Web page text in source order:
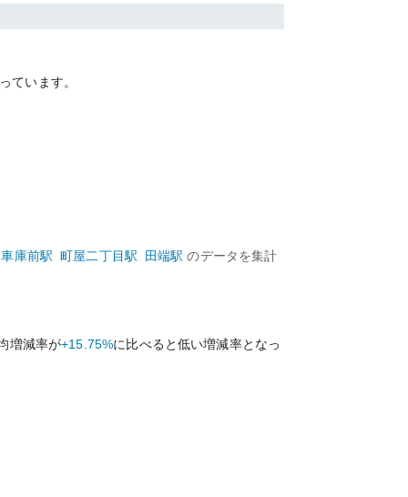
ています。
庫前駅 町屋二丁目駅 田端駅 のデータを集計
増減率が+15.75%に比べると低い増減率となっ